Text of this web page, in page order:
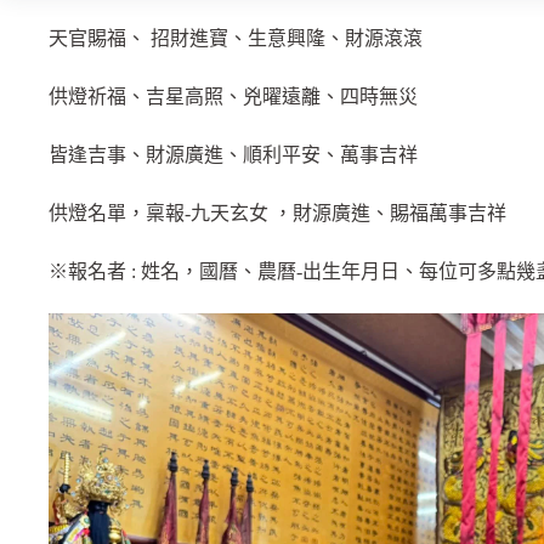
天官賜福、 招財進寶、生意興隆、財源滾滾
供燈祈福、吉星高照、兇曜遠離、四時無災
皆逢吉事、財源廣進、順利平安、萬事吉祥
供燈名單，稟報-九天玄女 ，財源廣進、賜福萬事吉祥
※報名者 : 姓名，國曆、農曆-出生年月日、每位可多點幾